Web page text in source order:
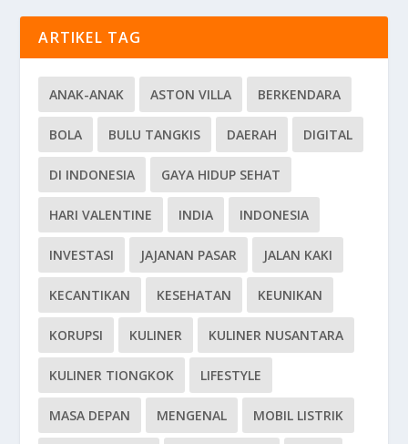
ARTIKEL TAG
ANAK-ANAK ASTON VILLA BERKENDARA
BOLA BULU TANGKIS DAERAH DIGITAL
DI INDONESIA GAYA HIDUP SEHAT
HARI VALENTINE INDIA INDONESIA
INVESTASI JAJANAN PASAR JALAN KAKI
KECANTIKAN KESEHATAN KEUNIKAN
KORUPSI KULINER KULINER NUSANTARA
KULINER TIONGKOK LIFESTYLE
MASA DEPAN MENGENAL MOBIL LISTRIK